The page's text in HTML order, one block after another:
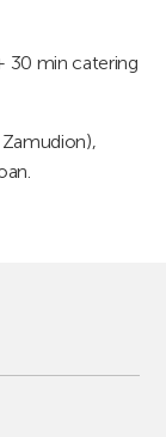
30 min catering